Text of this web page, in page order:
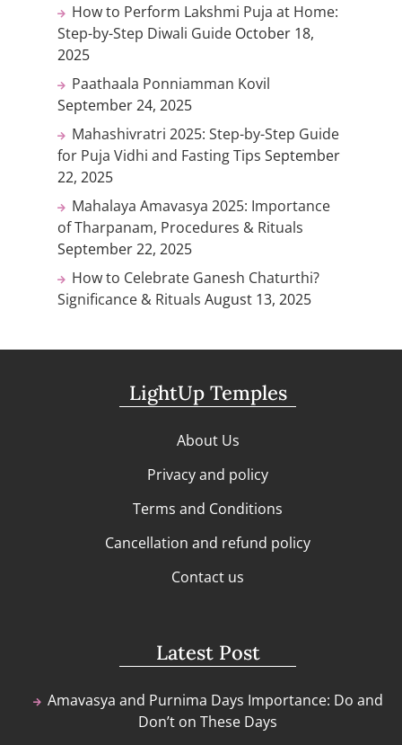
How to Perform Lakshmi Puja at Home:
Step-by-Step Diwali Guide October 18,
2025
Paathaala Ponniamman Kovil
September 24, 2025
Mahashivratri 2025: Step-by-Step Guide
for Puja Vidhi and Fasting Tips September
22, 2025
Mahalaya Amavasya 2025: Importance
of Tharpanam, Procedures & Rituals
September 22, 2025
How to Celebrate Ganesh Chaturthi?
Significance & Rituals August 13, 2025
LightUp Temples
About Us
Privacy and policy
Terms and Conditions
Cancellation and refund policy
Contact us
Latest Post
Amavasya and Purnima Days Importance: Do and
Don’t on These Days